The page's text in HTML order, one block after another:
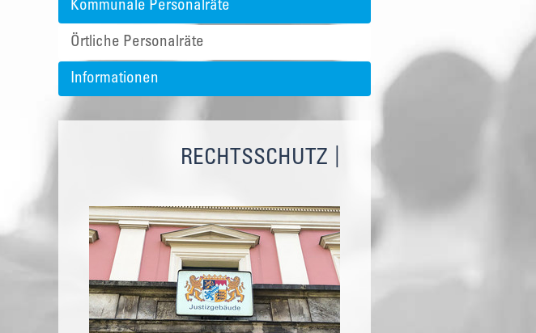
Kommunale Personalräte
Örtliche Personalräte
Informationen
RECHTSSCHUTZ